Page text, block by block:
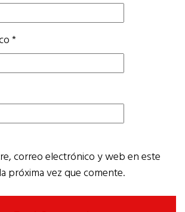
*
correo electrónico y web en este
próxima vez que comente.